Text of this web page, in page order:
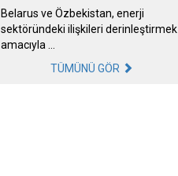
Belarus ve Özbekistan, enerji
sektöründeki ilişkileri derinleştirmek
amacıyla …
TÜMÜNÜ GÖR